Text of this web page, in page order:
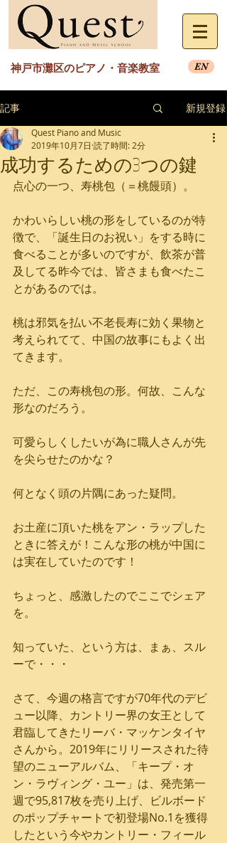
神戸市灘区のピアノ・音楽教室 EN
記事 新規登録
成功するための3つの鍵
Quest Piano and Music
2019年10月7日 読了時間: 2分
点心の一つ、寿桃包（＝桃饅頭）。
かわいらしい桃の形をしているのが特
徴で、「誕生日のお祝い」をする時に
食べることが多いのですが、飲茶が普
及してる昨今では、皆さまも食べたこ
とがあるのでは。
桃は邪気を払い不老長寿に効く果物と
考えられてて、中国の故事にもよく出
てきます。
ただ、この寿桃包の形。何故、こんな
形なのだろう。
可愛らしくしたいが為に職人さんが先
を尖らせたのかな？
何となく頭の片隅にあった疑問。
お土産に頂いた桃をアン・ラップした
ときに答えが！こんな形の桃が中国に
は実在していたのです！
ちょっと、感激したのでここでシェア
を。
知っていた、という方は、まぁ、スル
ーで・・・
さて、今週の格言ですが70年代のデビ
ュー以降、カントリー界の女王として
君臨してきたリーバ・マッケンタイヤ
さんから。2019年にリリースされた待
望のニューアルバム、「キープ・オ
ン・ラヴィング・ユー」は、発売第一
週で95,817枚を売り上げ、ビルボード
のポップチャートで初登場No.1を獲得
したという今やカントリー・フィール